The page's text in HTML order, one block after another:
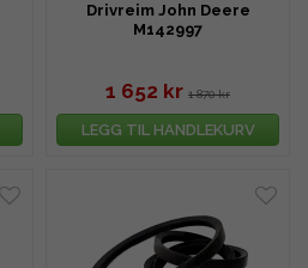
Drivreim John Deere
M142997
1 652 kr 1 870 kr
LEGG TIL HANDLEKURV